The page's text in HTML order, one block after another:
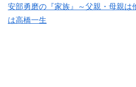
安部勇磨の『家族』～父親・母親
は高橋一生